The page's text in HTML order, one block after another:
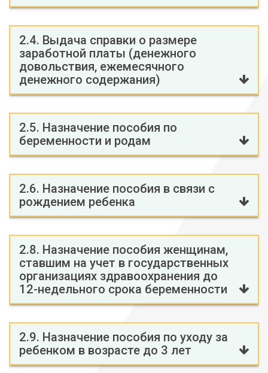
2.4. Выдача справки о размере
заработной платы (денежного
довольствия, ежемесячного
денежного содержания)
2.5. Назначение пособия по
беременности и родам
2.6. Назначение пособия в связи с
рождением ребенка
2.8. Назначение пособия женщинам,
ставшим на учет в государственных
организациях здравоохранения до
12-недельного срока беременности
2.9. Назначение пособия по уходу за
ребенком в возрасте до 3 лет